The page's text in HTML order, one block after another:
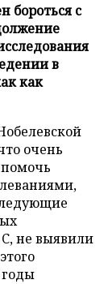
бороться с
в
как
очень
не выявили